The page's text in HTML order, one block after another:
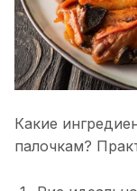
Какие
палочкам?